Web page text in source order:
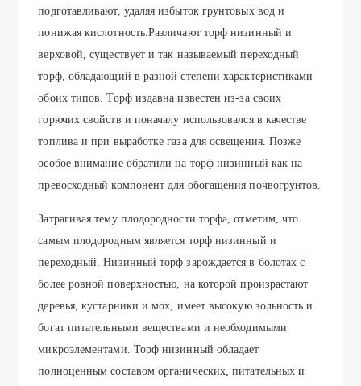
подготавливают, удаляя избыток грунтовых вод и
понижая кислотность.Различают торф низинный и
верховой, существует и так называемый переходный
торф, обладающий в разной степени характеристиками
обоих типов. Торф издавна известен из-за своих
горючих свойств и поначалу использовался в качестве
топлива и при выработке газа для освещения. Позже
особое внимание обратили на торф низинный как на
превосходный компонент для обогащения почвогрунтов.
Затрагивая тему плодородности торфа, отметим, что
самым плодородным является торф низинный и
переходный. Низинный торф зарождается в болотах с
более ровной поверхностью, на которой произрастают
деревья, кустарники и мох, имеет высокую зольность и
богат питательными веществами и необходимыми
микроэлементами. Торф низинный обладает
полноценным составом органических, питательных и